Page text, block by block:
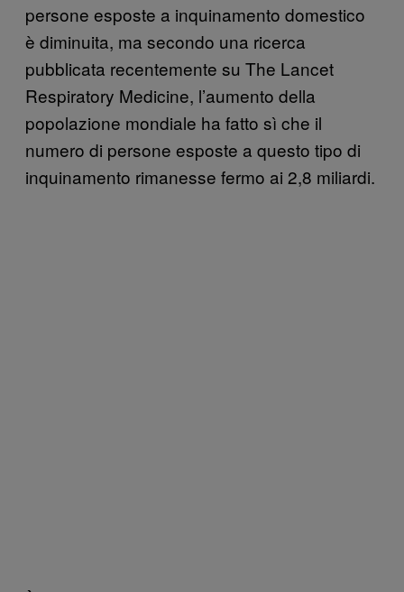
persone esposte a inquinamento domestico
è diminuita, ma secondo una ricerca
pubblicata recentemente su The Lancet
Respiratory Medicine, l’aumento della
popolazione mondiale ha fatto sì che il
numero di persone esposte a questo tipo di
inquinamento rimanesse fermo ai 2,8 miliardi.